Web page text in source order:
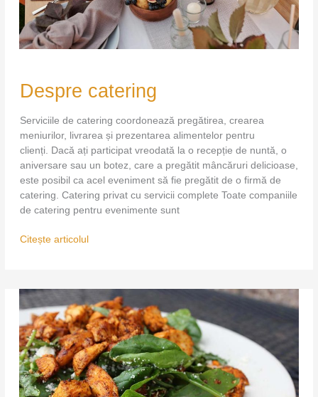
Despre catering
Serviciile de catering coordonează pregătirea, crearea
meniurilor, livrarea și prezentarea alimentelor pentru
clienți. Dacă ați participat vreodată la o recepție de nuntă, o
aniversare sau un botez, care a pregătit mâncăruri delicioase,
este posibil ca acel eveniment să fie pregătit de o firmă de
catering. Catering privat cu servicii complete Toate companiile
de catering pentru evenimente sunt
catering
Citește articolul